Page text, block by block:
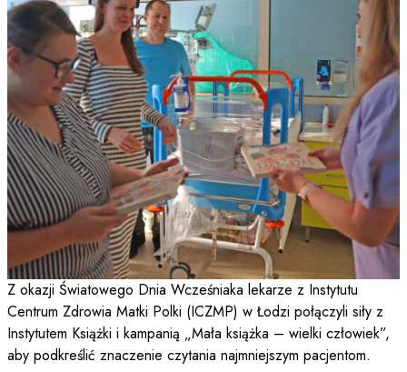
Z okazji Światowego Dnia Wcześniaka lekarze z Instytutu
Centrum Zdrowia Matki Polki (ICZMP) w Łodzi połączyli siły z
Instytutem Książki i kampanią „Mała książka – wielki człowiek”,
aby podkreślić znaczenie czytania najmniejszym pacjentom.